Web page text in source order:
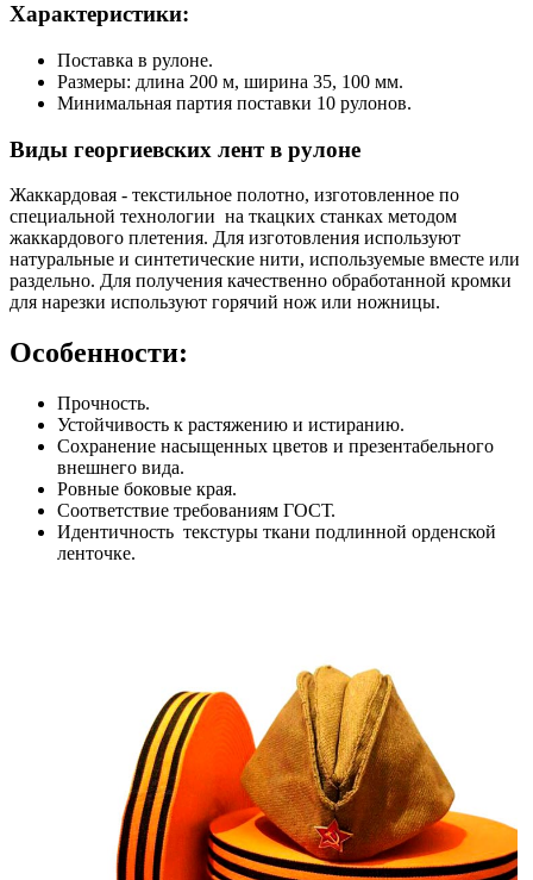
Характеристики:
Поставка в рулоне.
Размеры: длина 200 м, ширина 35, 100 мм.
Минимальная партия поставки 10 рулонов.
Виды георгиевских лент в рулоне
Жаккардовая - текстильное полотно, изготовленное по
специальной технологии на ткацких станках методом
жаккардового плетения. Для изготовления используют
натуральные и синтетические нити, используемые вместе или
раздельно. Для получения качественно обработанной кромки
для нарезки используют горячий нож или ножницы.
Особенности:
Прочность.
Устойчивость к растяжению и истиранию.
Сохранение насыщенных цветов и презентабельного
внешнего вида.
Ровные боковые края.
Соответствие требованиям ГОСТ.
Идентичность текстуры ткани подлинной орденской
ленточке.